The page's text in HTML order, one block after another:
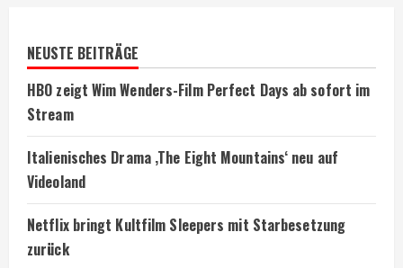
NEUSTE BEITRÄGE
HBO zeigt Wim Wenders-Film Perfect Days ab sofort im
Stream
Italienisches Drama ‚The Eight Mountains‘ neu auf
Videoland
Netflix bringt Kultfilm Sleepers mit Starbesetzung
zurück